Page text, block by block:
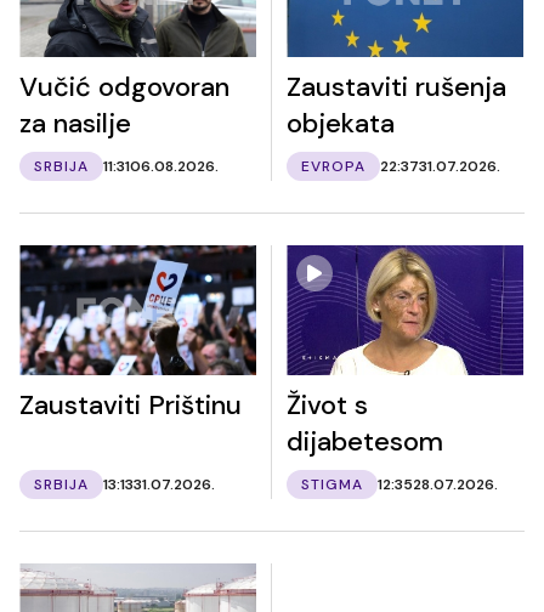
Vučić odgovoran
za nasilje
SRBIJA 11:3106.08.2026.
Zaustaviti rušenja
objekata
EVROPA 22:3731.07.2026.
Zaustaviti Prištinu
SRBIJA 13:1331.07.2026.
Život s
dijabetesom
STIGMA 12:3528.07.2026.